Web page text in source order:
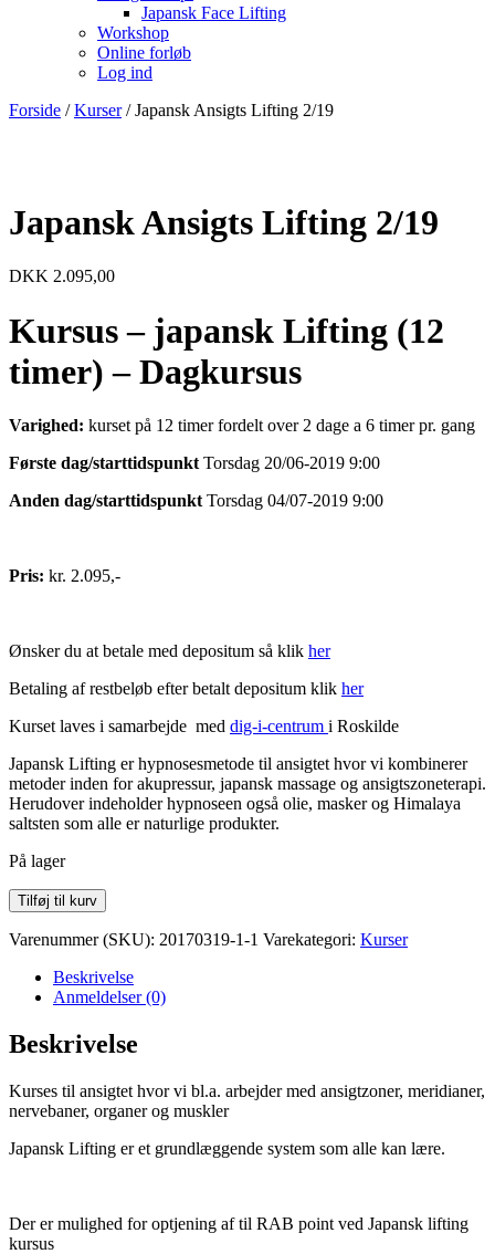
Japansk Face Lifting
Workshop
Online forløb
Log ind
Forside /Kurser/ Japansk Ansigts Lifting 2/19
Japansk Ansigts Lifting 2/19
DKK 2.095,00
Kursus – japansk Lifting (12
timer) – Dagkursus
Varighed: kurset på 12 timer fordelt over 2 dage a 6 timer pr. gang
Første dag/starttidspunkt Torsdag 20/06-2019 9:00
Anden dag/starttidspunkt Torsdag 04/07-2019 9:00
Pris: kr. 2.095,-
Ønsker du at betale med depositum så klik her
Betaling af restbeløb efter betalt depositum klik her
Kurset laves i samarbejde med dig-i-centrum i Roskilde
Japansk Lifting er hypnosesmetode til ansigtet hvor vi kombinerer
metoder inden for akupressur, japansk massage og ansigtszoneterapi.
Herudover indeholder hypnoseen også olie, masker og Himalaya
saltsten som alle er naturlige produkter.
På lager
Tilføj til kurv
Varenummer (SKU): 20170319-1-1 Varekategori: Kurser
Beskrivelse
Anmeldelser (0)
Beskrivelse
Kurses til ansigtet hvor vi bl.a. arbejder med ansigtzoner, meridianer,
nervebaner, organer og muskler
Japansk Lifting er et grundlæggende system som alle kan lære.
Der er mulighed for optjening af til RAB point ved Japansk lifting
kursus